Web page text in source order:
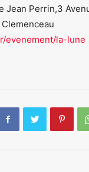
Jean Perrin,3
evenement/la-lune